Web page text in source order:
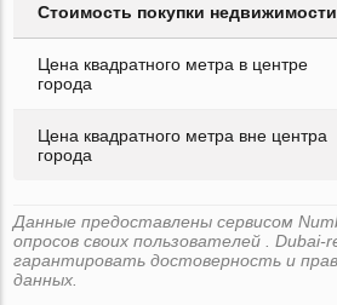
Стоимость покупки недвижимости
Цена квадратного метра в центре
города
Цена квадратного метра вне центра
города
Данные предоставлены сервисом
опросов своих пользователей .
гарантировать достоверность и
данных.